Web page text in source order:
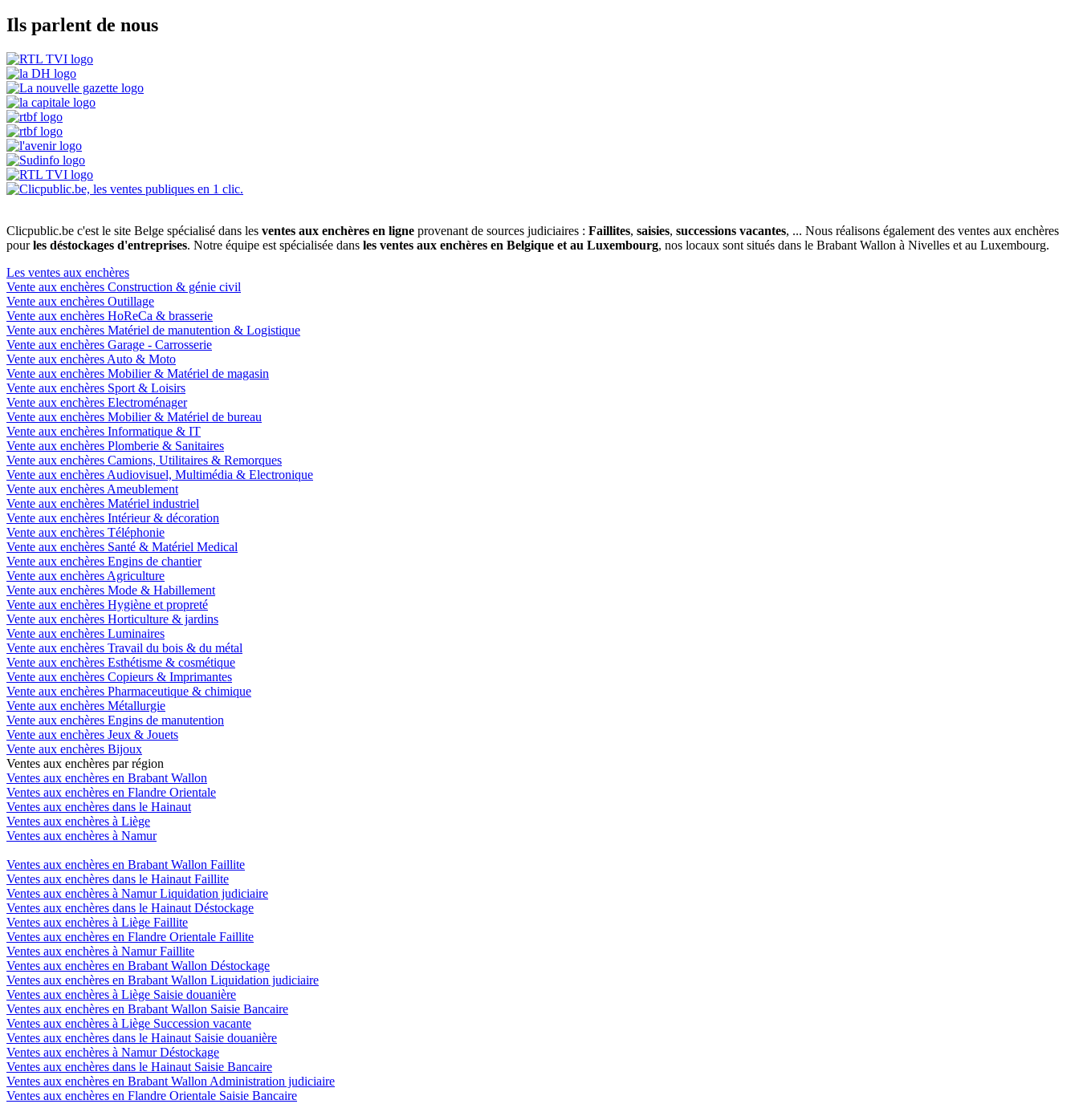
Ils parlent de nous
Clicpublic.be c'est le site Belge spécialisé dans les ventes aux enchères en ligne provenant de sources judiciaires : Faillites, saisies, successions vacantes, ... Nous réalisons également des ventes aux enchères
pourles déstockages d'entreprises. Notre équipe est spécialisée dans les ventes aux enchères en Belgique et au Luxembourg, nos locaux sont situés dans le Brabant Wallon à Nivelles et au Luxembourg.
Les ventes aux enchères
Vente aux enchères Construction & génie civil
Vente aux enchères Outillage
Vente aux enchères HoReCa & brasserie
Vente aux enchères Matériel de manutention & Logistique
Vente aux enchères Garage - Carrosserie
Vente aux enchères Auto & Moto
Vente aux enchères Mobilier & Matériel de magasin
Vente aux enchères Sport & Loisirs
Vente aux enchères Electroménager
Vente aux enchères Mobilier & Matériel de bureau
Vente aux enchères Informatique & IT
Vente aux enchères Plomberie & Sanitaires
Vente aux enchères Camions, Utilitaires & Remorques
Vente aux enchères Audiovisuel, Multimédia & Electronique
Vente aux enchères Ameublement
Vente aux enchères Matériel industriel
Vente aux enchères Intérieur & décoration
Vente aux enchères Téléphonie
Vente aux enchères Santé & Matériel Medical
Vente aux enchères Engins de chantier
Vente aux enchères Agriculture
Vente aux enchères Mode & Habillement
Vente aux enchères Hygiène et propreté
Vente aux enchères Horticulture & jardins
Vente aux enchères Luminaires
Vente aux enchères Travail du bois & du métal
Vente aux enchères Esthétisme & cosmétique
Vente aux enchères Copieurs & Imprimantes
Vente aux enchères Pharmaceutique & chimique
Vente aux enchères Métallurgie
Vente aux enchères Engins de manutention
Vente aux enchères Jeux & Jouets
Vente aux enchères Bijoux
Ventes aux enchères par région
Ventes aux enchères en Brabant Wallon
Ventes aux enchères en Flandre Orientale
Ventes aux enchères dans le Hainaut
Ventes aux enchères à Liège
Ventes aux enchères à Namur
Ventes aux enchères en Brabant Wallon Faillite
Ventes aux enchères dans le Hainaut Faillite
Ventes aux enchères à Namur Liquidation judiciaire
Ventes aux enchères dans le Hainaut Déstockage
Ventes aux enchères à Liège Faillite
Ventes aux enchères en Flandre Orientale Faillite
Ventes aux enchères à Namur Faillite
Ventes aux enchères en Brabant Wallon Déstockage
Ventes aux enchères en Brabant Wallon Liquidation judiciaire
Ventes aux enchères à Liège Saisie douanière
Ventes aux enchères en Brabant Wallon Saisie Bancaire
Ventes aux enchères à Liège Succession vacante
Ventes aux enchères dans le Hainaut Saisie douanière
Ventes aux enchères à Namur Déstockage
Ventes aux enchères dans le Hainaut Saisie Bancaire
Ventes aux enchères en Brabant Wallon Administration judiciaire
Ventes aux enchères en Flandre Orientale Saisie Bancaire